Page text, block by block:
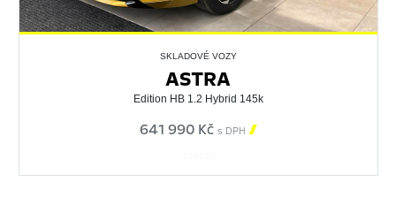
SKLADOVÉ VOZY
ASTRA
Edition HB 1.2 Hybrid 145k
641 990 Kč s DPH 